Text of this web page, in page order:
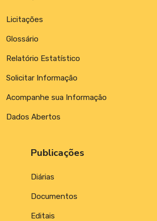
Licitações
Glossário
Relatório Estatístico
Solicitar Informação
Acompanhe sua Informação
Dados Abertos
Publicações
Diárias
Documentos
Editais